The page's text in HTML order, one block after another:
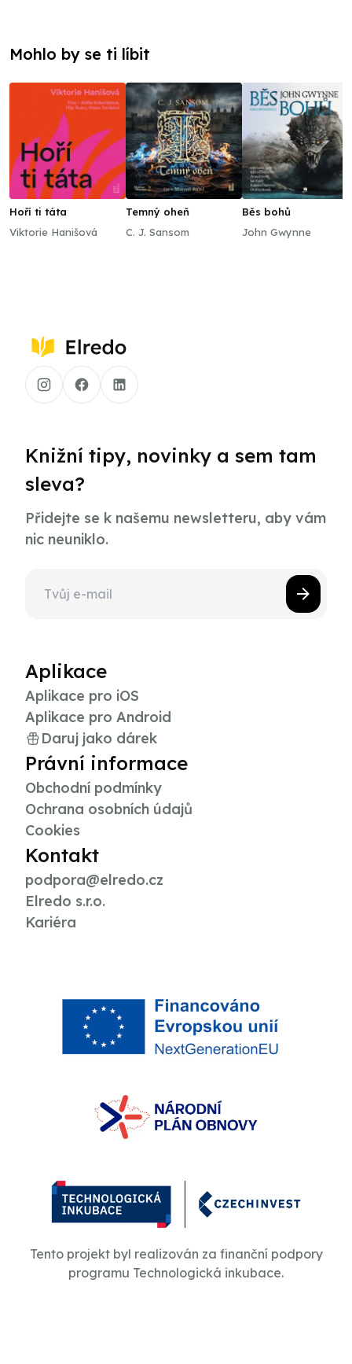
Mohlo by se ti líbit
Hoří ti táta
Viktorie Hanišová
Temný oheň
C. J. Sansom
Běs bohů
John Gwynne
Knižní tipy, novinky a sem tam
sleva?
Přidejte se k našemu newsletteru, aby vám
nic neuniklo.
Aplikace
Aplikace pro iOS
Aplikace pro Android
Daruj jako dárek
Právní informace
Obchodní podmínky
Ochrana osobních údajů
Cookies
Kontakt
podpora@elredo.cz
Elredo s.r.o.
Kariéra
Tento projekt byl realizován za finanční podpory
programu Technologická inkubace.